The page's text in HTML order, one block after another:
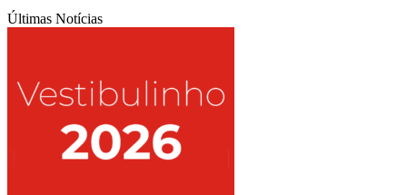
Últimas Notícias